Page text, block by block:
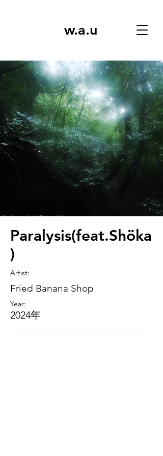
w.a.u
Paralysis(feat.Shöka
)
Artist:
Fried Banana Shop
Year:
2024年